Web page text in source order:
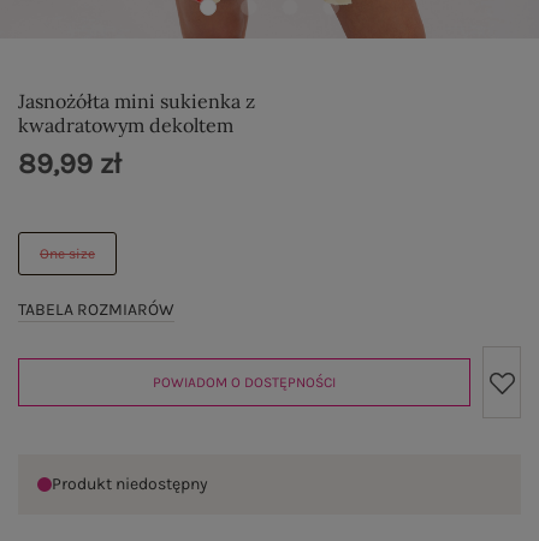
Jasnożółta mini sukienka z
kwadratowym dekoltem
One size
TABELA ROZMIARÓW
89,99 zł
POWIADOM O DOSTĘPNOŚCI
Produkt niedostępny